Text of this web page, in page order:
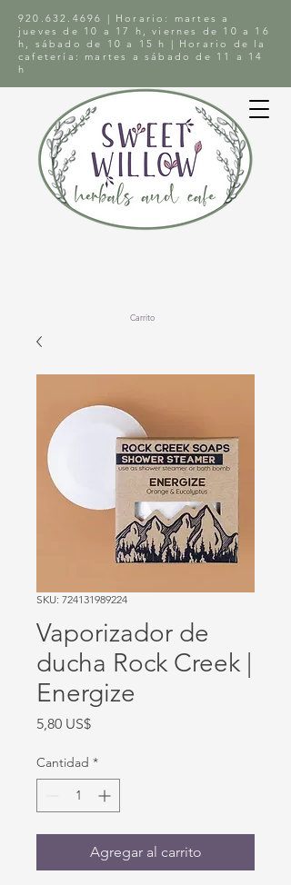
920.632.4696
| Horario: martes a
jueves de 10 a 17 h, viernes de 10 a 16
h, sábado de 10 a 15 h | Horario de la
cafetería: martes a sábado de 11 a 14
h
Carrito
SKU: 724131989224
Vaporizador de
ducha Rock Creek |
Energize
5,80 US$Precio
Cantidad *
Agregar al carrito